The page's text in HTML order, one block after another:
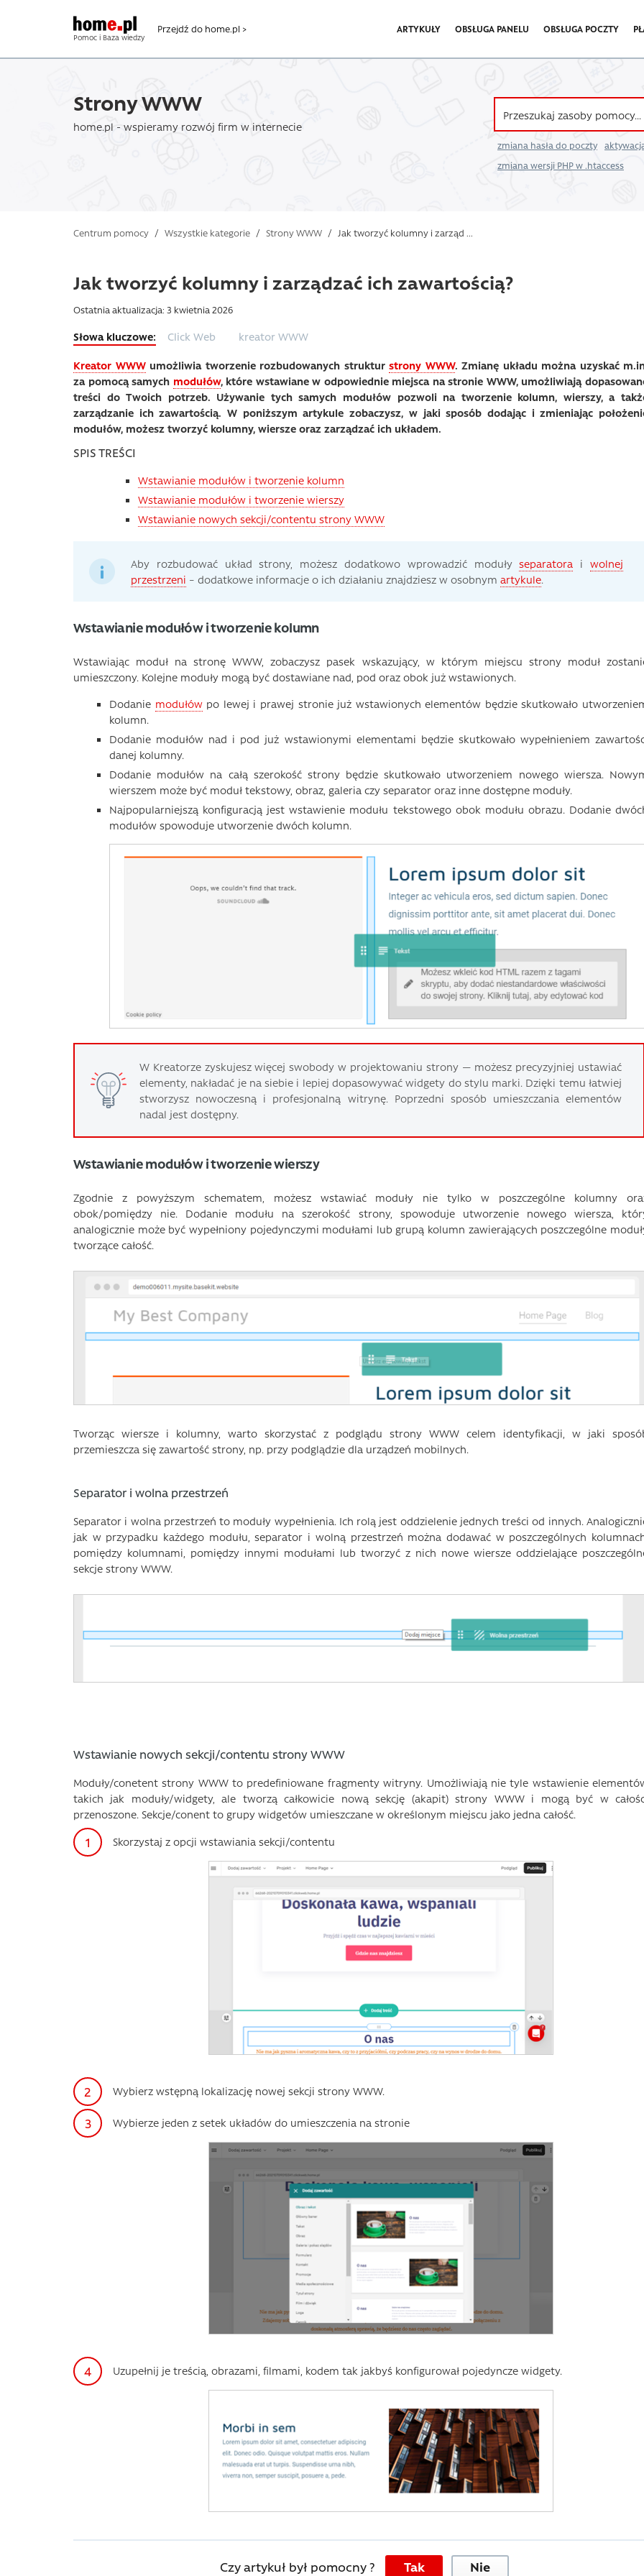
Pomoc i Baza wiedzy
Przejdź do home.pl > ARTYKUŁY OBSŁUGA PANELU OBSŁUGA POCZTY
Strony WWW
home.pl - wspieramy rozwój firm w internecie
zmiana hasła do poczty
zmiana wersji PHP w .htaccess
Centrum pomocy / Wszystkie kategorie / Strony WWW / Jak tworzyć kolumny i zarząd ...
Jak tworzyć kolumny i zarządzać ich zawartością?
Ostatnia aktualizacja: 3 kwietnia 2026
Click Web
kreator WWW
Kreator WWWumożliwia tworzenie rozbudowanych struktur strony WWW. Zmianę układu można uzyskać
za pomocą samych modułów, które wstawiane w odpowiednie miejsca na stronie WWW, umożliwiają
treści do Twoich potrzeb. Używanie tych samych modułów pozwoli na tworzenie kolumn, wierszy, a
zarządzanie ich zawartością. W poniższym artykule zobaczysz, w jaki sposób dodając i zmieniając
modułów, możesz tworzyć kolumny, wiersze oraz zarządzać ich układem.
SPIS TREŚCI
Wstawianie modułów i tworzenie kolumn
Wstawianie modułów i tworzenie wierszy
Wstawianie nowych sekcji/contentu strony WWW
Aby rozbudować układ strony, możesz dodatkowo wprowadzić modułyseparatora iwolnej
przestrzeni – dodatkowe informacje o ich działaniu znajdziesz w osobnym artykule.
Wstawianie modułów i tworzenie kolumn
Wstawiając moduł na stronę WWW, zobaczysz pasek wskazujący, w którym miejscu strony moduł
umieszczony. Kolejne moduły mogą być dostawiane nad, pod oraz obok już wstawionych.
Dodanie modułówpo lewej i prawej stronie już wstawionych elementów będzie skutkowało
kolumn.
Dodanie modułów nad i pod już wstawionymi elementami będzie skutkowało wypełnieniem
danej kolumny.
Dodanie modułów na całą szerokość strony będzie skutkowało utworzeniem nowego wiersza.
wierszem może być moduł tekstowy, obraz, galeria czy separator oraz inne dostępne moduły.
Najpopularniejszą konfiguracją jest wstawienie modułu tekstowego obok modułu obrazu. Dodanie
modułów spowoduje utworzenie dwóch kolumn.
W Kreatorze zyskujesz więcej swobody w projektowaniu strony — możesz precyzyjniej ustawiać
elementy, nakładać je na siebie i lepiej dopasowywać widgety do stylu marki. Dzięki temu łatwiej
stworzysz nowoczesną i profesjonalną witrynę. Poprzedni sposób umieszczania elementów
nadal jest dostępny.
Wstawianie modułów i tworzenie wierszy
Zgodnie z powyższym schematem, możesz wstawiać moduły nie tylko w poszczególne kolumny
obok/pomiędzy nie. Dodanie modułu na szerokość strony, spowoduje utworzenie nowego wiersza,
analogicznie może być wypełniony pojedynczymi modułami lub grupą kolumn zawierających poszczególne
tworzące całość.
Tworząc wiersze i kolumny, warto skorzystać z podglądu strony WWW celem identyfikacji, w jaki
przemieszcza się zawartość strony, np. przy podglądzie dla urządzeń mobilnych.
Separator i wolna przestrzeń
Separator i wolna przestrzeń to moduły wypełnienia. Ich rolą jest oddzielenie jednych treści od innych.
jak w przypadku każdego modułu, separator i wolną przestrzeń można dodawać w poszczególnych
pomiędzy kolumnami, pomiędzy innymi modułami lub tworzyć z nich nowe wiersze oddzielające
sekcje strony WWW.
Wstawianie nowych sekcji/contentu strony WWW
Moduły/conetent strony WWW to predefiniowane fragmenty witryny. Umożliwiają nie tyle wstawienie
takich jak moduły/widgety, ale tworzą całkowicie nową sekcję (akapit) strony WWW i mogą być w
przenoszone. Sekcje/conent to grupy widgetów umieszczane w określonym miejscu jako jedna całość.
Skorzystaj z opcji wstawiania sekcji/contentu
Wybierz wstępną lokalizację nowej sekcji strony WWW.
Wybierze jeden z setek układów do umieszczenia na stronie
Uzupełnij je treścią, obrazami, filmami, kodem tak jakbyś konfigurował pojedyncze widgety.
Czy artykuł był pomocny ? Tak Nie